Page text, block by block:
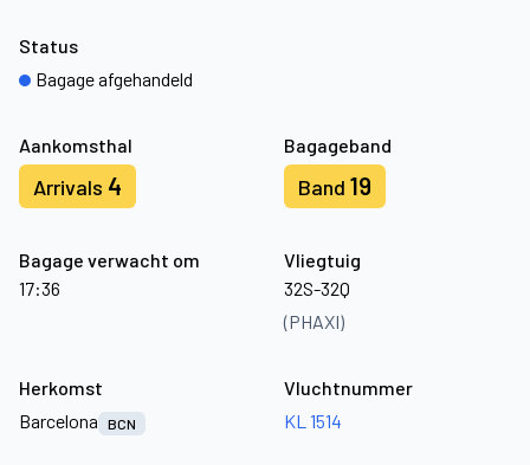
Aankomsthal
Arrivals 4
Bagageband
Band 19
Bagage verwacht om
17:36
Vliegtuig
32S-32Q
(PHAXI)
Status
Bagage afgehandeld
Herkomst
Barcelona
BCN
Vluchtnummer
KL 1514